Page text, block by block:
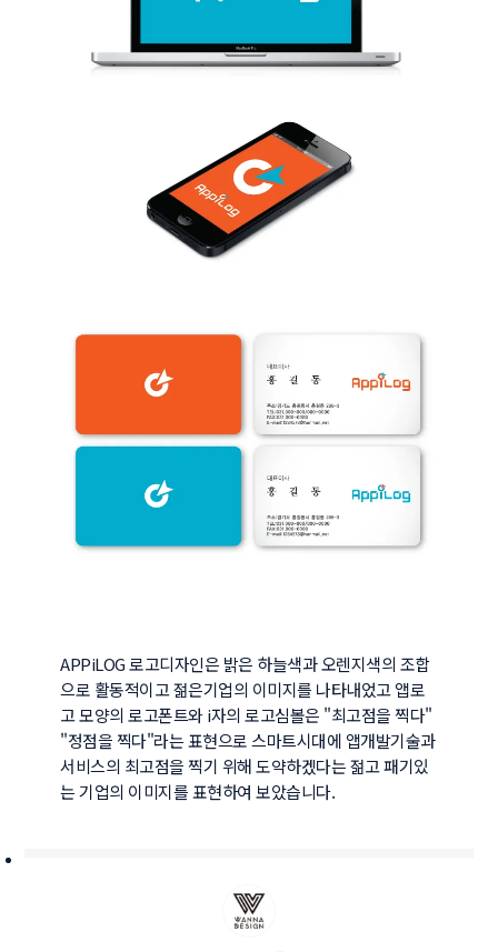
APPiLOG 로고디자인은 밝은 하늘색과 오렌지색의 조합
으로 활동적이고 젊은기업의 이미지를 나타내었고 앱로
고 모양의 로고폰트와 i자의 로고심볼은 "최고점을 찍다"
"정점을 찍다"라는 표현으로 스마트시대에 앱개발기술과
서비스의 최고점을 찍기 위해 도약하겠다는 젊고 패기있
는 기업의 이미지를 표현하여 보았습니다.